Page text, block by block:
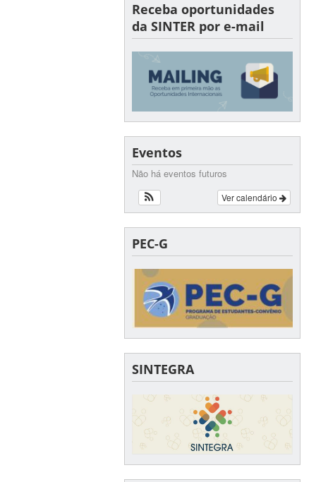
Receba oportunidades
da SINTER por e-mail
Eventos
Não há eventos futuros
Ver calendário
PEC-G
SINTEGRA